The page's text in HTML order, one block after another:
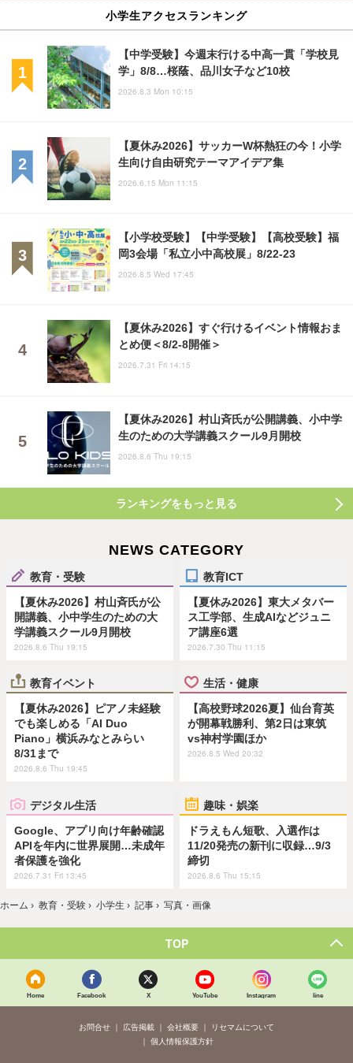
小学生アクセスランキング
【中学受験】今週末行ける中高一貫「学校見
学」8/8…桜蔭、品川女子など10校
2026.8.3 Mon 10:15
【夏休み2026】サッカーW杯熱狂の今！小学
生向け自由研究テーマアイデア集
2026.6.15 Mon 11:15
【小学校受験】【中学受験】【高校受験】福
岡3会場「私立小中高校展」8/22-23
2026.8.5 Wed 17:45
【夏休み2026】すぐ行けるイベント情報おま
とめ便＜8/2-8開催＞
2026.7.31 Fri 14:15
【夏休み2026】村山斉氏が公開講義、小中学
生のための大学講義スクール9月開校
2026.8.6 Thu 19:15
ランキングをもっと見る
NEWS CATEGORY
教育・受験
【夏休み2026】村山斉氏が公
開講義、小中学生のための大
学講義スクール9月開校
2026.8.6 Thu 19:15
教育ICT
【夏休み2026】東大メタバー
ス工学部、生成AIなどジュニ
ア講座6選
2026.7.30 Thu 11:15
教育イベント
【夏休み2026】ピアノ未経験
でも楽しめる「AI Duo
Piano」横浜みなとみらい
8/31まで
2026.8.6 Thu 19:45
生活・健康
【高校野球2026夏】仙台育英
が開幕戦勝利、第2日は東筑
vs神村学園ほか
2026.8.5 Wed 20:32
デジタル生活
Google、アプリ向け年齢確認
APIを年内に世界展開…未成年
者保護を強化
2026.7.31 Fri 13:45
趣味・娯楽
ドラえもん短歌、入選作は
11/20発売の新刊に収録…9/3
締切
2026.8.6 Thu 15:15
ホーム › 教育・受験 › 小学生 › 記事 › 写真・画像
TOP
Home Facebook X YouTube Instagram line
お問合せ 広告掲載 会社概要
リセマムについて
個人情報保護方針